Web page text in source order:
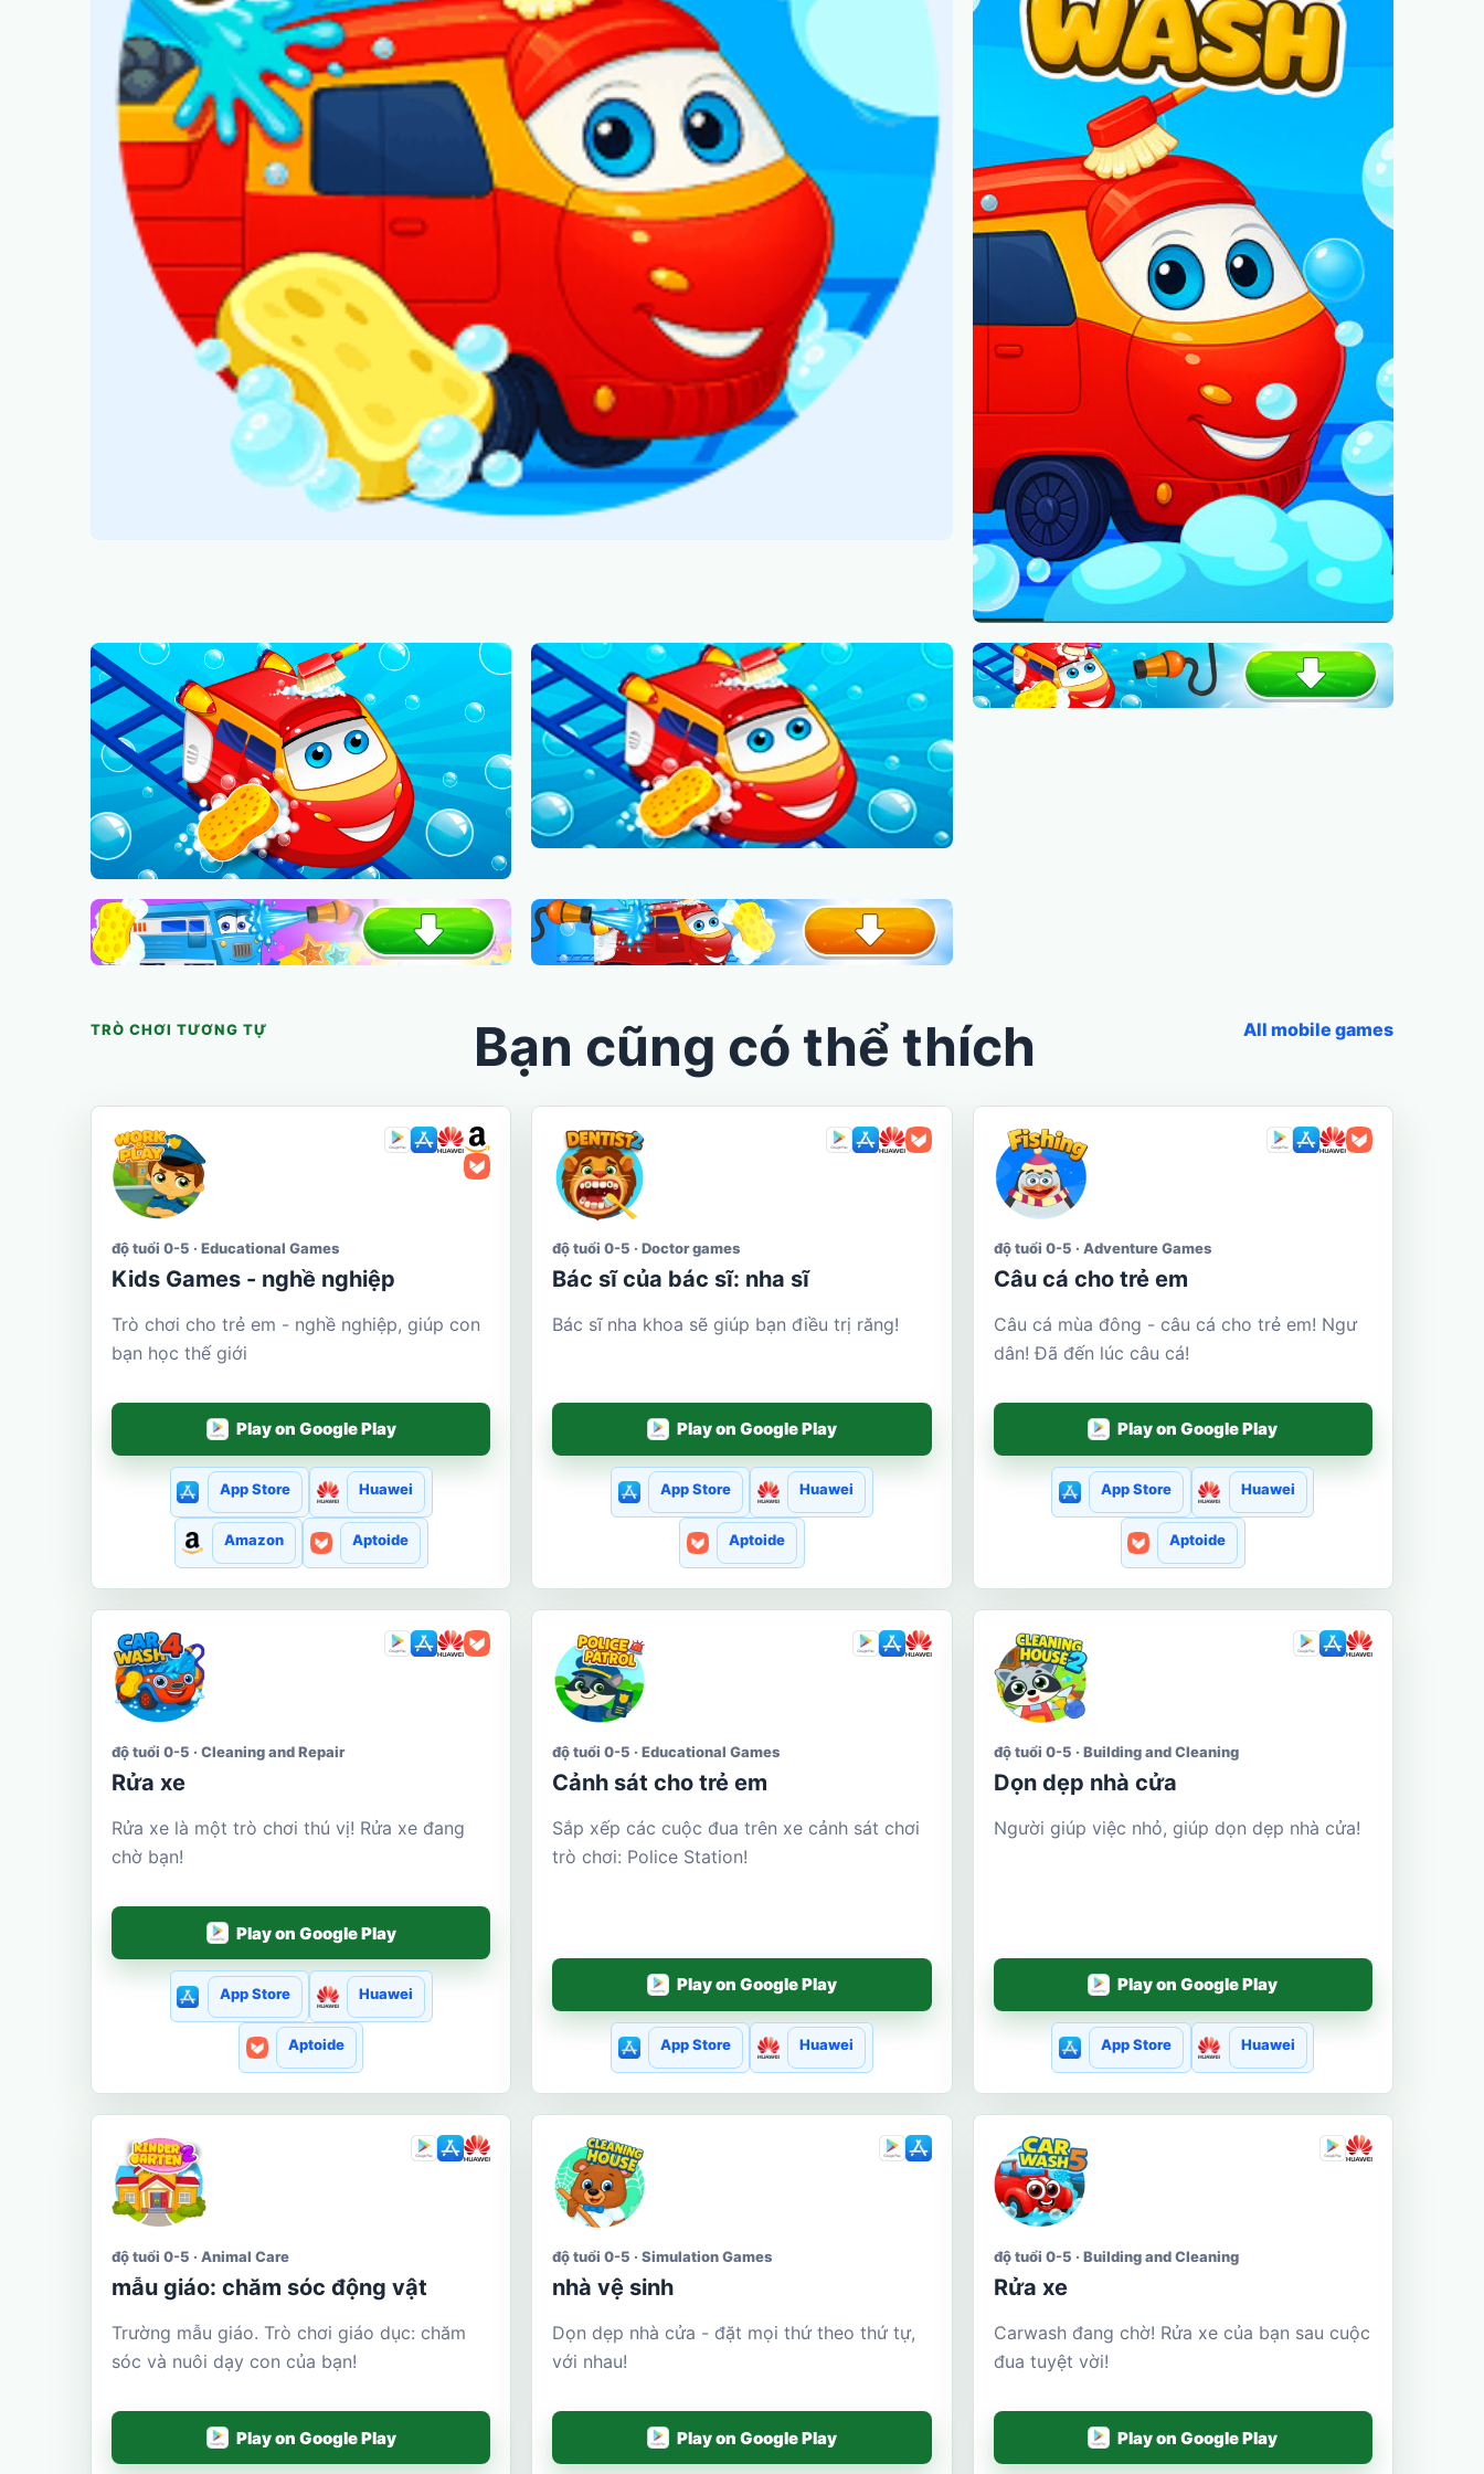
TRÒ CHƠI TƯƠNG TỰ Bạn cũng có thể thích All mobile games
độ tuổi 0-5 · Educational Games
Kids Games - nghề nghiệp
Trò chơi cho trẻ em - nghề nghiệp, giúp con
bạn học thế giới
Play on Google Play
App Store Huawei
Amazon Aptoide
độ tuổi 0-5 · Doctor games
Bác sĩ của bác sĩ: nha sĩ
Bác sĩ nha khoa sẽ giúp bạn điều trị răng!
Play on Google Play
App Store Huawei
Aptoide
độ tuổi 0-5 · Adventure Games
Câu cá cho trẻ em
Câu cá mùa đông - câu cá cho trẻ em! Ngư
dân! Đã đến lúc câu cá!
Play on Google Play
App Store Huawei
Aptoide
độ tuổi 0-5 · Cleaning and Repair
Rửa xe
Rửa xe là một trò chơi thú vị! Rửa xe đang
chờ bạn!
Play on Google Play
App Store Huawei
Aptoide
độ tuổi 0-5 · Educational Games
Cảnh sát cho trẻ em
Sắp xếp các cuộc đua trên xe cảnh sát chơi
trò chơi: Police Station!
Play on Google Play
App Store Huawei
độ tuổi 0-5 · Building and Cleaning
Dọn dẹp nhà cửa
Người giúp việc nhỏ, giúp dọn dẹp nhà cửa!
Play on Google Play
App Store Huawei
độ tuổi 0-5 · Animal Care
mẫu giáo: chăm sóc động vật
Trường mẫu giáo. Trò chơi giáo dục: chăm
sóc và nuôi dạy con của bạn!
Play on Google Play
độ tuổi 0-5 · Simulation Games
nhà vệ sinh
Dọn dẹp nhà cửa - đặt mọi thứ theo thứ tự,
với nhau!
Play on Google Play
độ tuổi 0-5 · Building and Cleaning
Rửa xe
Carwash đang chờ! Rửa xe của bạn sau cuộc
đua tuyệt vời!
Play on Google Play